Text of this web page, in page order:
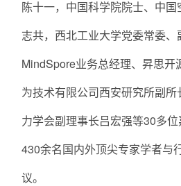
陈十一，中国科学院院士、中
志共，西北工业大学党委常委
MindSpore业务总经理、昇思开
为技术有限公司西安研究所副
力学会副理事长吕宏强等30多位
430余名国内外顶尖专家学者与
议。